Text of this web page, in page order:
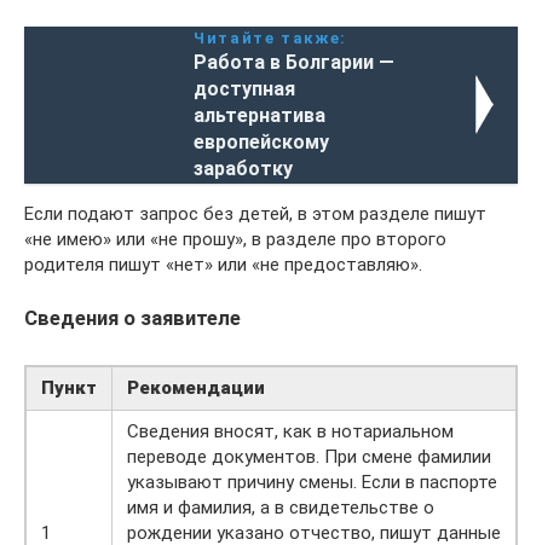
Читайте также:
Работа в Болгарии —
доступная
альтернатива
европейскому
заработку
Если подают запрос без детей, в этом разделе пишут
«не имею» или «не прошу», в разделе про второго
родителя пишут «нет» или «не предоставляю».
Сведения о заявителе
Пункт Рекомендации
1
Сведения вносят, как в нотариальном
переводе документов. При смене фамилии
указывают причину смены. Если в паспорте
имя и фамилия, а в свидетельстве о
рождении указано отчество, пишут данные